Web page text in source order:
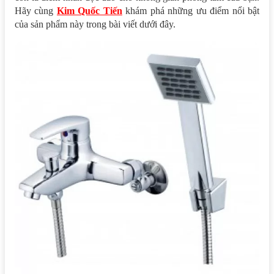
Hãy cùng Kim Quốc Tiến khám phá những ưu điểm nổi bật
của sản phẩm này trong bài viết dưới đây.